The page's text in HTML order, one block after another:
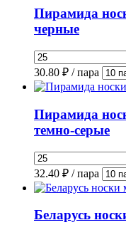
Пирамида
черные
30.80 ₽ / пара
Пирамида
темно-серые
32.40 ₽ / пара
Беларусь